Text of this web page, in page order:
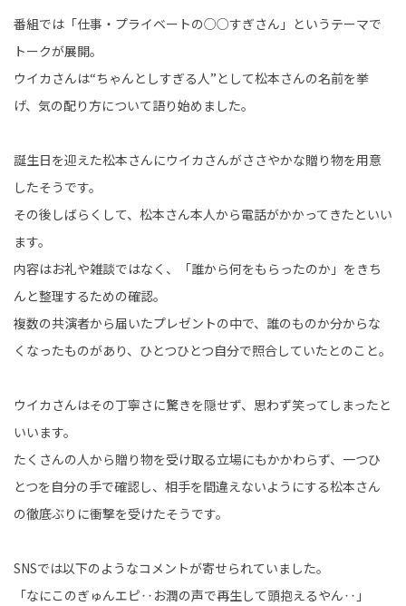
番組では「仕事・プライベートの○○すぎさん」というテーマで
トークが展開。
ウイカさんは“ちゃんとしすぎる人”として松本さんの名前を挙
げ、気の配り方について語り始めました。
誕生日を迎えた松本さんにウイカさんがささやかな贈り物を用意
したそうです。
その後しばらくして、松本さん本人から電話がかかってきたといい
ます。
内容はお礼や雑談ではなく、「誰から何をもらったのか」をきち
んと整理するための確認。
複数の共演者から届いたプレゼントの中で、誰のものか分からな
くなったものがあり、ひとつひとつ自分で照合していたとのこと。
ウイカさんはその丁寧さに驚きを隠せず、思わず笑ってしまったと
いいます。
たくさんの人から贈り物を受け取る立場にもかかわらず、一つひ
とつを自分の手で確認し、相手を間違えないようにする松本さん
の徹底ぶりに衝撃を受けたそうです。
SNSでは以下のようなコメントが寄せられていました。
「なにこのぎゅんエピ‥お潤の声で再生して頭抱えるやん‥」